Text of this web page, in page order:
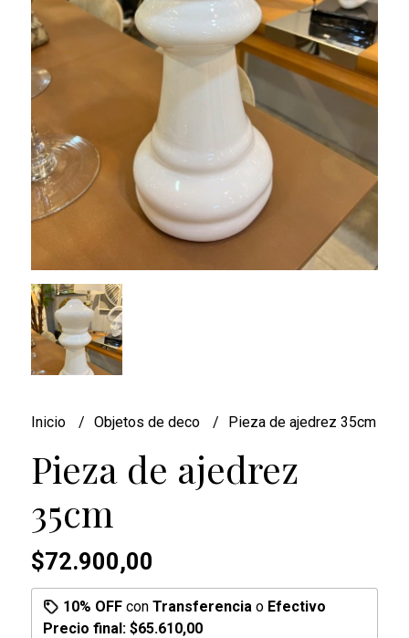
Inicio Objetos de deco Pieza de ajedrez 35cm
Pieza de ajedrez
35cm
$72.900,00
10% OFFcon Transferencia o Efectivo
Precio final: $65.610,00